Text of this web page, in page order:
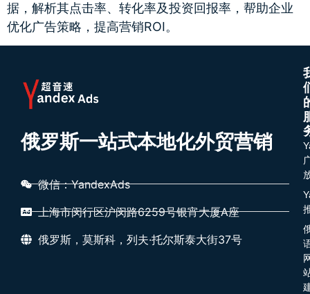
据，解析其点击率、转化率及投资回报率，帮助企业
优化广告策略，提高营销ROI。
俄罗斯一站式本地化外贸营销
微信：YandexAds
上海市闵行区沪闵路6259号银宵大厦A座
俄罗斯，莫斯科，列夫·托尔斯泰大街37号